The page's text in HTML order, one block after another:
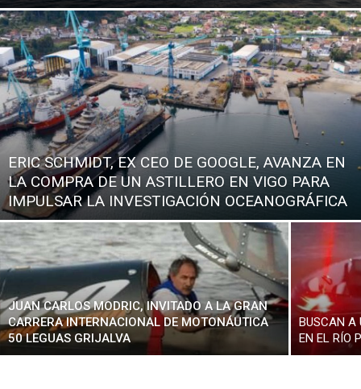
ERIC SCHMIDT, EX CEO DE GOOGLE, AVANZA EN
LA COMPRA DE UN ASTILLERO EN VIGO PARA
IMPULSAR LA INVESTIGACIÓN OCEANOGRÁFICA
JUAN CARLOS MODRIC, INVITADO A LA GRAN
CARRERA INTERNACIONAL DE MOTONÁUTICA
50 LEGUAS GRIJALVA
BUSCAN A
EN EL RÍO